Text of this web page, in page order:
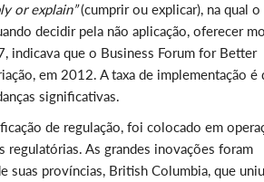
or explain”(cumprir ou explicar), na qual o
decidir pela não aplicação, oferecer
indicava que o Business Forum for Better
em 2012. A taxa de implementação é
significativas.
de regulação, foi colocado em
regulatórias. As grandes inovações foram
suas províncias, British Columbia, que uniu